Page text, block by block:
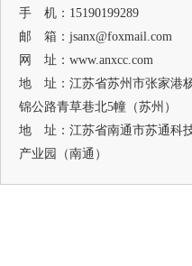
手 机：15190199289
邮 箱：jsanx@foxmail.com
网 址：www.anxcc.com
地 址：江苏省苏州市张家港
锦公路青草巷北5幢（苏州）
地 址：江苏省南通市苏通科
产业园（南通）